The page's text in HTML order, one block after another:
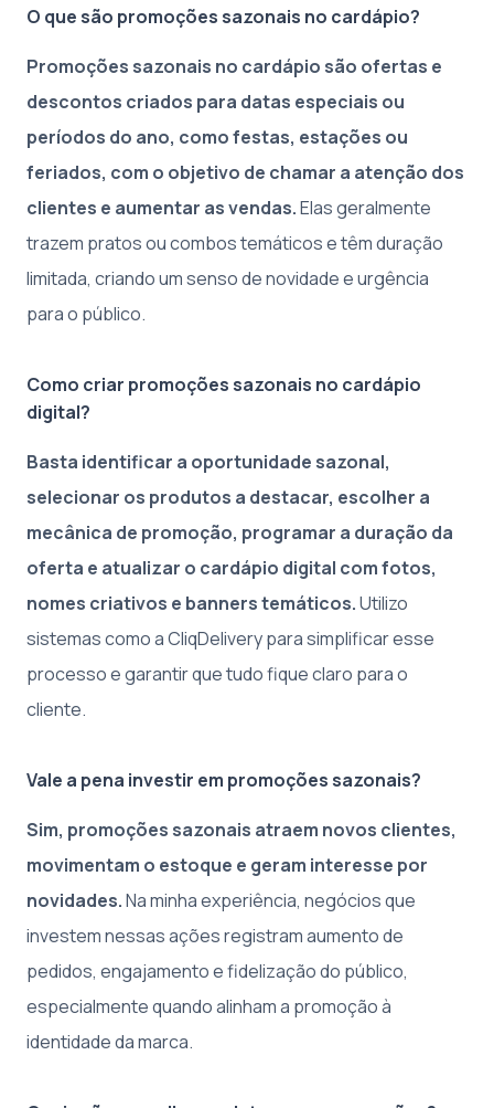
O que são promoções sazonais no cardápio?
Promoções sazonais no cardápio são ofertas e
descontos criados para datas especiais ou
períodos do ano, como festas, estações ou
feriados, com o objetivo de chamar a atenção dos
clientes e aumentar as vendas.Elas geralmente
trazem pratos ou combos temáticos e têm duração
limitada, criando um senso de novidade e urgência
para o público.
Como criar promoções sazonais no cardápio
digital?
Basta identificar a oportunidade sazonal,
selecionar os produtos a destacar, escolher a
mecânica de promoção, programar a duração da
oferta e atualizar o cardápio digital com fotos,
nomes criativos e banners temáticos.Utilizo
sistemas como a CliqDelivery para simplificar esse
processo e garantir que tudo fique claro para o
cliente.
Vale a pena investir em promoções sazonais?
Sim, promoções sazonais atraem novos clientes,
movimentam o estoque e geram interesse por
novidades.Na minha experiência, negócios que
investem nessas ações registram aumento de
pedidos, engajamento e fidelização do público,
especialmente quando alinham a promoção à
identidade da marca.